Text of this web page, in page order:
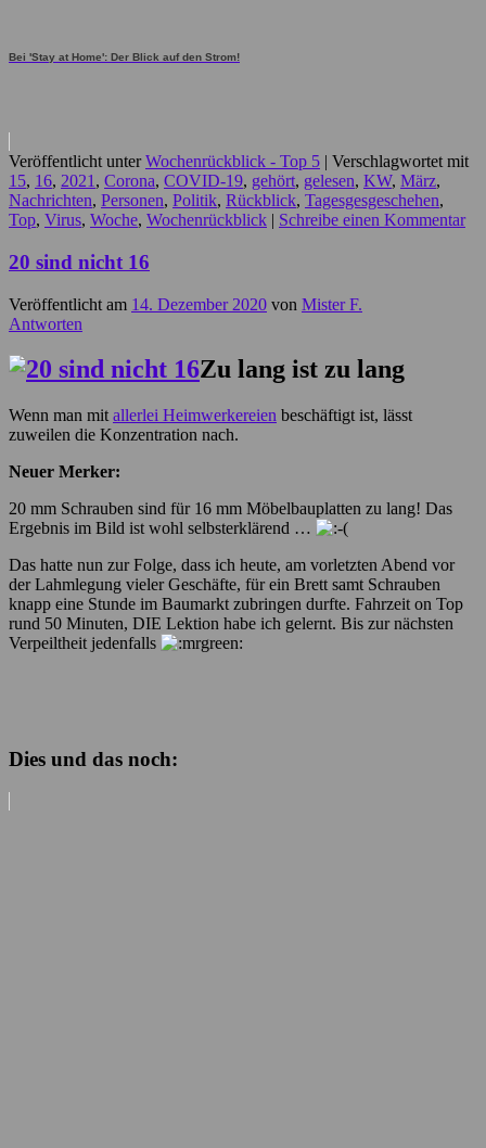
Bei 'Stay at Home': Der Blick auf den Strom!
Veröffentlicht unter Wochenrückblick - Top 5 | Verschlagwortet mit
15, 16, 2021 , Corona, COVID-19, gehört, gelesen, KW, März,
Nachrichten, Personen, Politik, Rückblick, Tagesgesgeschehen,
Top, Virus, Woche, Wochenrückblick | Schreibe einen Kommentar
20 sind nicht 16
Veröffentlicht am 14. Dezember 2020 von Mister F.
Antworten
Zu lang ist zu lang
Wenn man mit allerlei Heimwerkereien beschäftigt ist, lässt
zuweilen die Konzentration nach.
Neuer Merker:
20 mm Schrauben sind für 16 mm Möbelbauplatten zu lang! Das
Ergebnis im Bild ist wohl selbsterklärend …
Das hatte nun zur Folge, dass ich heute, am vorletzten Abend vor
der Lahmlegung vieler Geschäfte, für ein Brett samt Schrauben
knapp eine Stunde im Baumarkt zubringen durfte. Fahrzeit on Top
rund 50 Minuten, DIE Lektion habe ich gelernt. Bis zur nächsten
Verpeiltheit jedenfalls
Dies und das noch: